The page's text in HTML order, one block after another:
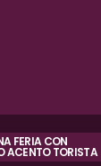
FERIA CON
ACENTO TORISTA